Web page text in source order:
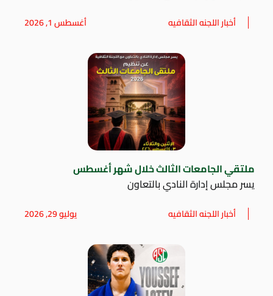
أخبار اللجنه الثقافيه أغسطس 1, 2026
ملتقي الجامعات الثالث خلال شهر أغسطس
يسر مجلس إدارة النادي بالتعاون
أخبار اللجنه الثقافيه يوليو 29, 2026